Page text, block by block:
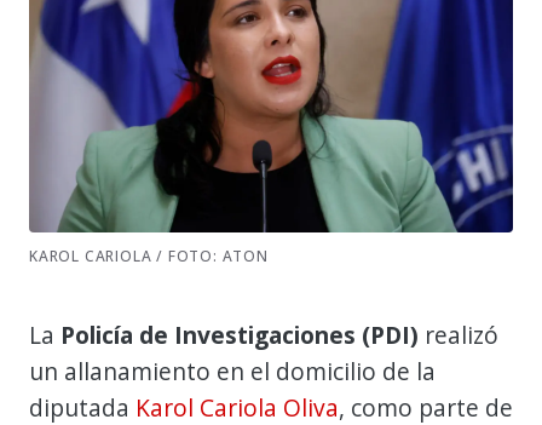
KAROL CARIOLA / FOTO: ATON
La Policía de Investigaciones (PDI) realizó
un allanamiento en el domicilio de la
diputada Karol Cariola Oliva, como parte de